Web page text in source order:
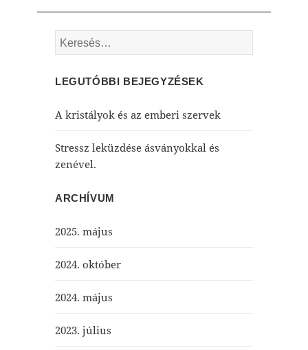
Keresés:
LEGUTÓBBI BEJEGYZÉSEK
A kristályok és az emberi szervek
Stressz leküzdése ásványokkal és
zenével.
ARCHÍVUM
2025. május
2024. október
2024. május
2023. július